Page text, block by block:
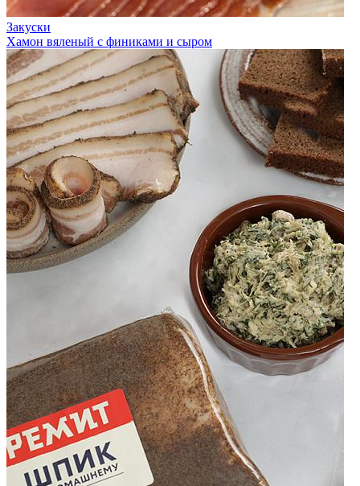
Закуски
Хамон вяленый с финиками и сыром